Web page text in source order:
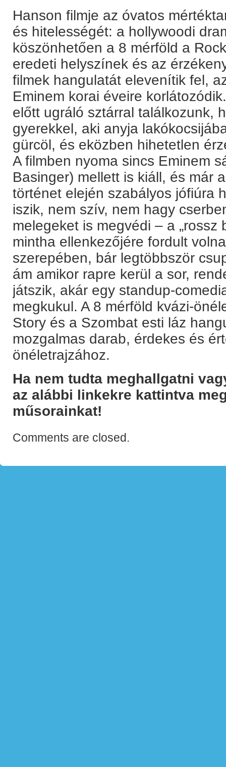
Hanson filmje az óvatos
és hitelességét: a hollywoodi
köszönhetően a 8 mérföld a
eredeti helyszínek és az
filmek hangulatát elevenítik fel,
Eminem korai éveire
előtt ugráló sztárral találkozunk,
gyerekkel, aki anyja
gürcöl, és eközben hihetetlen
A filmben nyoma sincs Eminem
Basinger) mellett is kiáll, és már
történet elején szabályos jófiúra
iszik, nem szív, nem hagy
melegeket is megvédi – a „rossz
mintha ellenkezőjére fordult
szerepében, bár legtöbbször
ám amikor rapre kerül a sor,
játszik, akár egy standup-
megkukul. A 8 mérföld kvázi-
Story és a Szombat esti láz
mozgalmas darab, érdekes és
önéletrajzához.
Ha nem tudta meghallgatni
az alábbi linkekre kattintva
műsorainkat!
Comments are closed.